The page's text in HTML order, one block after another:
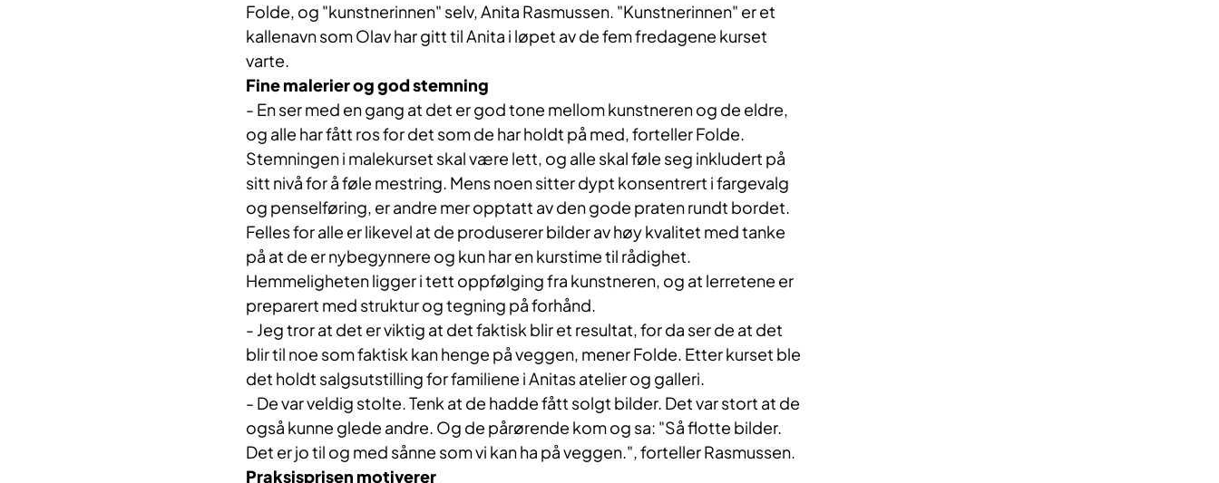
Folde, og "kunstnerinnen" selv, Anita Rasmussen. "Kunstnerinnen" er et
kallenavn som Olav har gitt til Anita i løpet av de fem fredagene kurset
varte.
Fine malerier og god stemning
- En ser med en gang at det er god tone mellom kunstneren og de eldre,
og alle har fått ros for det som de har holdt på med, forteller Folde.
Stemningen i malekurset skal være lett, og alle skal føle seg inkludert på
sitt nivå for å føle mestring. Mens noen sitter dypt konsentrert i fargevalg
og penselføring, er andre mer opptatt av den gode praten rundt bordet.
Felles for alle er likevel at de produserer bilder av høy kvalitet med tanke
på at de er nybegynnere og kun har en kurstime til rådighet.
Hemmeligheten ligger i tett oppfølging fra kunstneren, og at lerretene er
preparert med struktur og tegning på forhånd.
- Jeg tror at det er viktig at det faktisk blir et resultat, for da ser de at det
blir til noe som faktisk kan henge på veggen, mener Folde. Etter kurset ble
det holdt salgsutstilling for familiene i Anitas atelier og galleri.
- De var veldig stolte. Tenk at de hadde fått solgt bilder. Det var stort at de
også kunne glede andre. Og de pårørende kom og sa: "Så flotte bilder.
Det er jo til og med sånne som vi kan ha på veggen.", forteller Rasmussen.
Praksisprisen motiverer